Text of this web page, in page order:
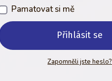
Pamatovat si mě
Přihlásit se
Zapomněli jste heslo?